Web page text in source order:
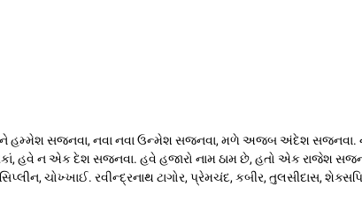
હમ્મેશ સજનવા, નવા નવા ઉન્મેશ સજનવા, મળે અજબ અંદેશ સજનવા.
હવે ન એક દેશ સજનવા. હવે હજારો નામ ઠામ છે, હતો એક રાજેશ
ચોખ્ખાઈ. રવીન્દ્રનાથ ટાગોર, પ્રેમચંદ, કબીર, તુલસીદાસ,